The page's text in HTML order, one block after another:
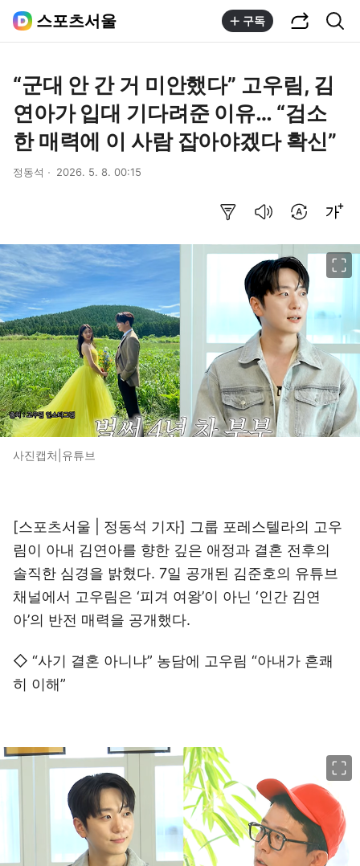
스포츠서울 구독
“군대 안 간 거 미안했다” 고우림, 김
연아가 입대 기다려준 이유… “검소
한 매력에 이 사람 잡아야겠다 확신”
정동석 2026. 5. 8. 00:15
사진캡처|유튜브
[스포츠서울 | 정동석 기자] 그룹 포레스텔라의 고우
림이 아내 김연아를 향한 깊은 애정과 결혼 전후의
솔직한 심경을 밝혔다. 7일 공개된 김준호의 유튜브
채널에서 고우림은 ‘피겨 여왕’이 아닌 ‘인간 김연
아’의 반전 매력을 공개했다.
◇ “사기 결혼 아니냐” 농담에 고우림 “아내가 흔쾌
히 이해”